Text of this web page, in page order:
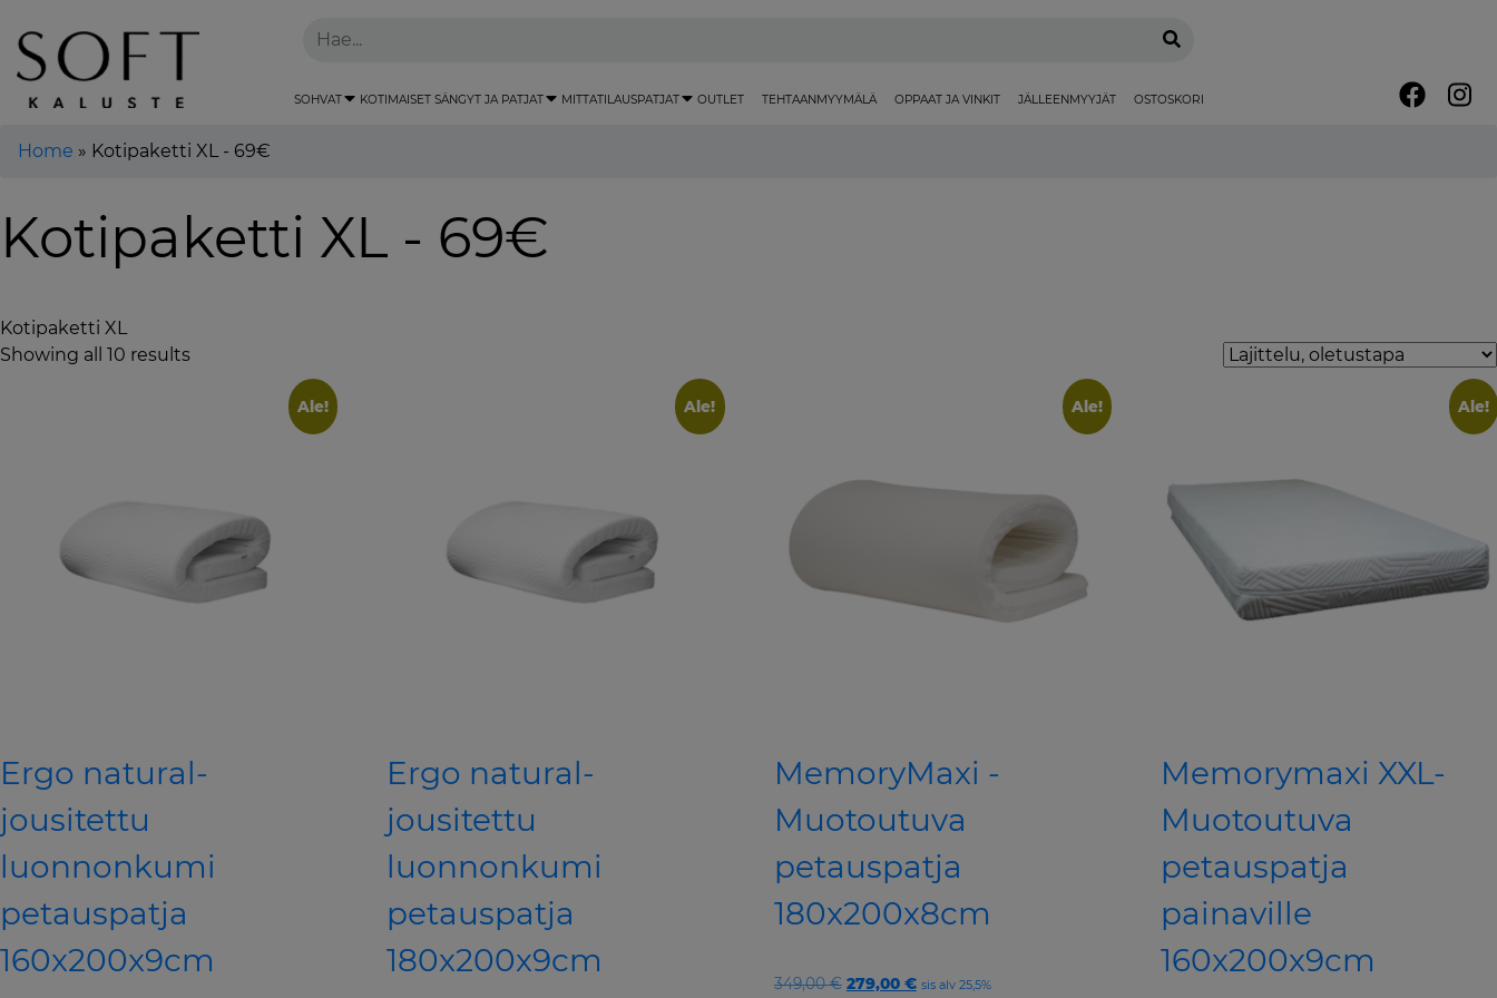
SOHVAT KOTIMAISET SÄNGYT JA PATJAT MITTATILAUSPATJAT OUTLET TEHTAANMYYMÄLÄ OPPAAT JA VINKIT JÄLLEENMYYJÄT OSTOSKORI
Home » Kotipaketti XL - 69€
Kotipaketti XL - 69€
Kotipaketti XL
Showing all 10 results
Ale!
Ergo natural-
jousitettu
luonnonkumi
petauspatja
160x200x9cm
Ale!
Ergo natural-
jousitettu
luonnonkumi
petauspatja
180x200x9cm
Ale!
MemoryMaxi -
Muotoutuva
petauspatja
180x200x8cm
349,00€ Original
279,00 €Current
sis alv 25,5%
Ale!
Memorymaxi XXL-
Muotoutuva
petauspatja
painaville
160x200x9cm